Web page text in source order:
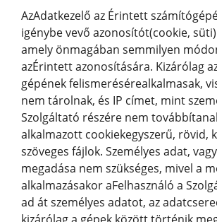
AzAdatkezelő az Érintett
igénybe vevő azonosítót(cookie,
amely önmagában semmilyen
azÉrintett azonosítására. Kizárólag
gépének felismerésérealkalmasak,
nem tárolnak, és IP címet, mint
Szolgáltató részére nem
alkalmazott cookiekegyszerű, rövid,
szöveges fájlok. Személyes adat,
megadása nem szükséges, mivel a
alkalmazásakor aFelhasználó a
ad át személyes adatot, az